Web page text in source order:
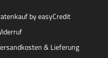
by easyCredit
& Lieferung